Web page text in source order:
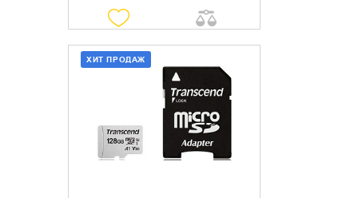
ХИТ ПРОДАЖ
ДОБАВИТЬ В КОРЗИНУ
КУПИТЬ В 1 КЛИК